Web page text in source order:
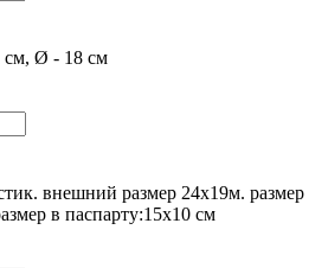
см, Ø - 18 см
внешний размер 24х19м. размер
в паспарту:15х10 см